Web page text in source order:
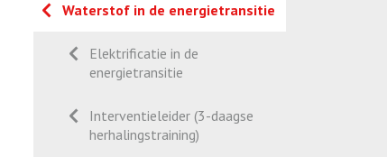
Waterstof in de energietransitie
Elektrificatie in de
energietransitie
Interventieleider (3-daagse
herhalingstraining)